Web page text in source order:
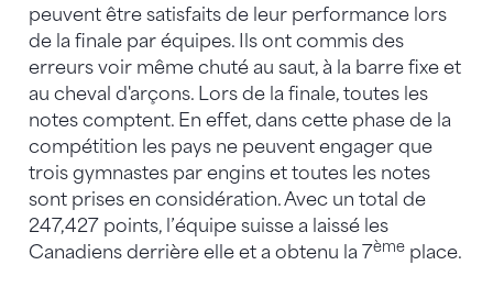
peuvent être satisfaits de leur performance lors
de la finale par équipes. Ils ont commis des
erreurs voir même chuté au saut, à la barre fixe et
au cheval d'arçons. Lors de la finale, toutes les
notes comptent. En effet, dans cette phase de la
compétition les pays ne peuvent engager que
trois gymnastes par engins et toutes les notes
sont prises en considération. Avec un total de
247,427 points, l’équipe suisse a laissé les
Canadiens derrière elle et a obtenu la 7ème place.